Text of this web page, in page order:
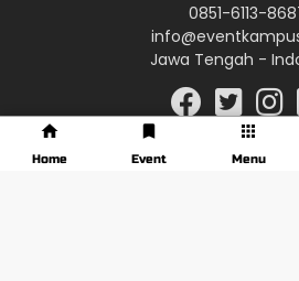
0851-6113-
Jawa Tengah -
Home Event Menu